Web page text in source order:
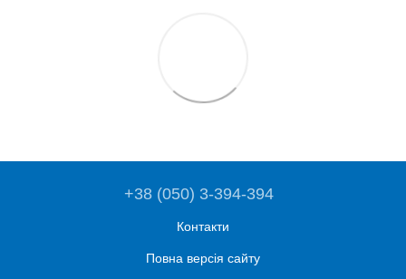
+38 (050) 3-394-394
Контакти
Повна версія сайту